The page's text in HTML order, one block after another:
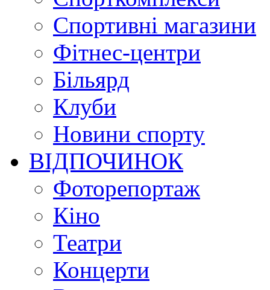
Спортивні магазини
Фітнес-центри
Більярд
Клуби
Новини спорту
ВІДПОЧИНОК
Фоторепортаж
Кіно
Театри
Концерти